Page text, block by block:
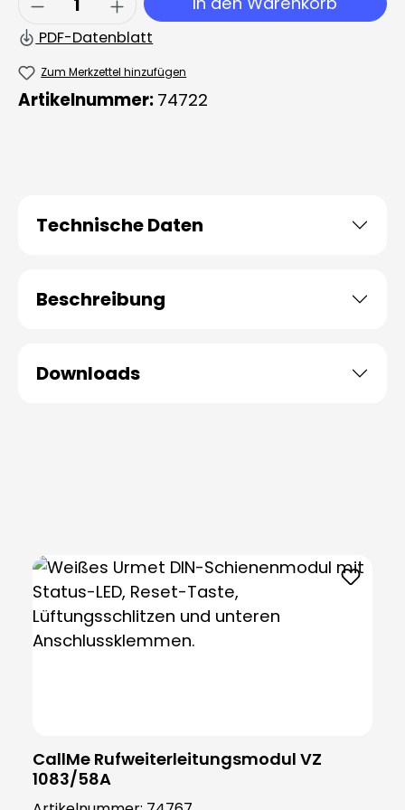
PDF-Datenblatt
Zum Merkzettel hinzufügen
Artikelnummer: 74722
Technische Daten
Beschreibung
Downloads
CallMe Rufweiterleitungsmodul VZ
1083/58A